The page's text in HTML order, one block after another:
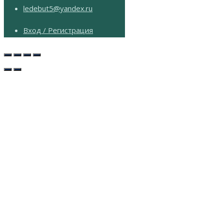
ledebut5@yandex.ru
Вход / Регистрация